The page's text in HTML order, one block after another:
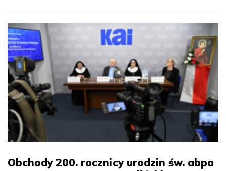
Obchody 200. rocznicy urodzin św. abpa